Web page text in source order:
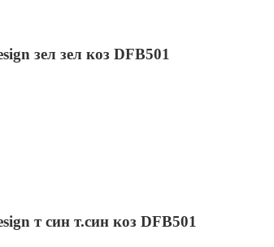
зел зел коз DFB501
т син т.син коз DFB501